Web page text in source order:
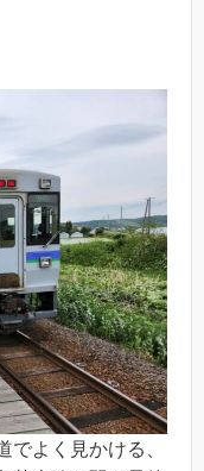
よく見かける、